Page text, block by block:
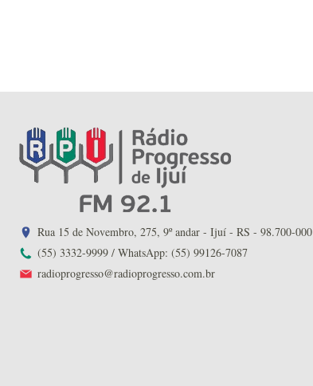
Rua 15 de Novembro, 275, 9º andar - Ijuí - RS - 98.700-000
(55) 3332-9999 / WhatsApp: (55) 99126-7087
radioprogresso@radioprogresso.com.br